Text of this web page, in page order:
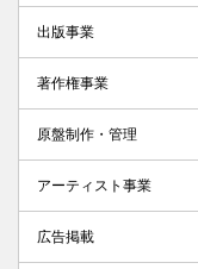
出版事業
著作権事業
原盤制作・管理
アーティスト事業
広告掲載